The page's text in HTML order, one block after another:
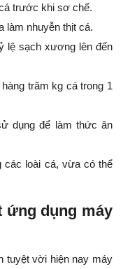
trước khi sơ chế.
làm nhuyễn thịt cá.
lệ sạch xương lên đến
trăm kg cá trong 1
dụng để làm thức ăn
loài cá, vừa có thể
ứng dụng máy
tuyệt vời hiện nay máy